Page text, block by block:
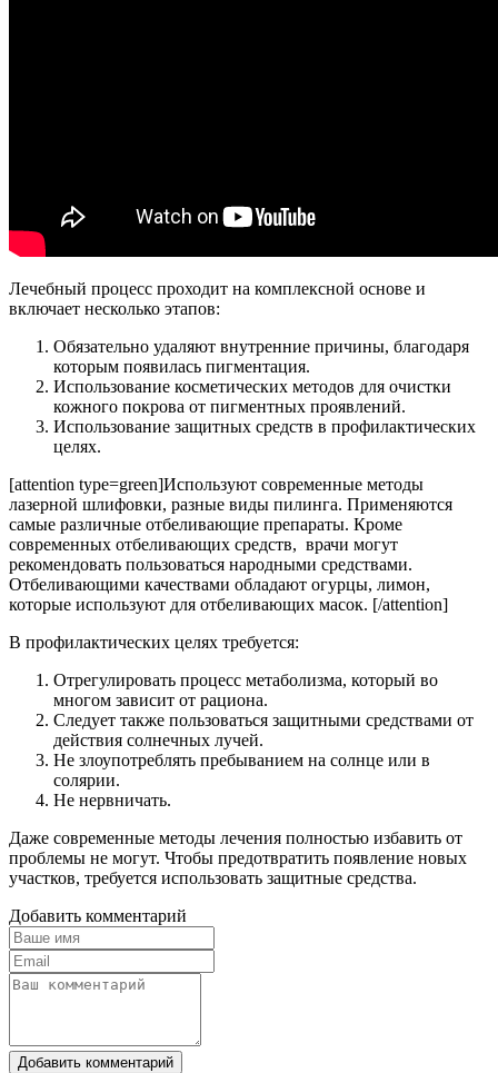
Лечебный процесс проходит на комплексной основе и
включает несколько этапов:
Обязательно удаляют внутренние причины, благодаря
которым появилась пигментация.
Использование косметических методов для очистки
кожного покрова от пигментных проявлений.
Использование защитных средств в профилактических
целях.
[attention type=green]Используют современные методы
лазерной шлифовки, разные виды пилинга. Применяются
самые различные отбеливающие препараты. Кроме
современных отбеливающих средств, врачи могут
рекомендовать пользоваться народными средствами.
Отбеливающими качествами обладают огурцы, лимон,
которые используют для отбеливающих масок. [/attention]
В профилактических целях требуется:
Отрегулировать процесс метаболизма, который во
многом зависит от рациона.
Следует также пользоваться защитными средствами от
действия солнечных лучей.
Не злоупотреблять пребыванием на солнце или в
солярии.
Не нервничать.
Даже современные методы лечения полностью избавить от
проблемы не могут. Чтобы предотвратить появление новых
участков, требуется использовать защитные средства.
Добавить комментарий
Добавить комментарий